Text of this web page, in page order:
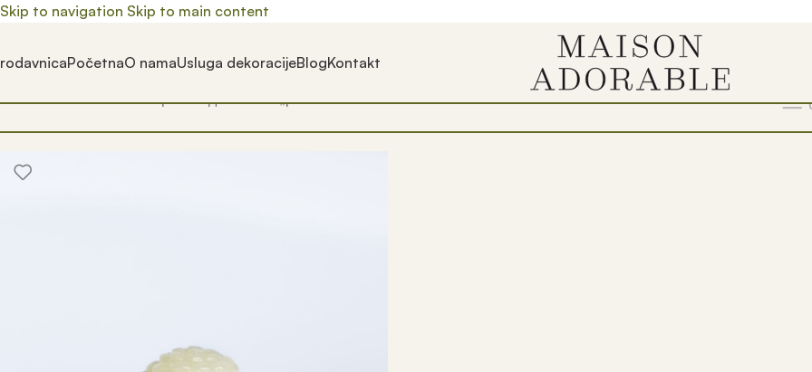
Skip to navigation Skip to main content
PočetnaO namaUsluga dekoracijeBlogKontakt
Почетна/ Prodavnica/ Производ oзначен „plastična sveća“ Show 9 12 18 24